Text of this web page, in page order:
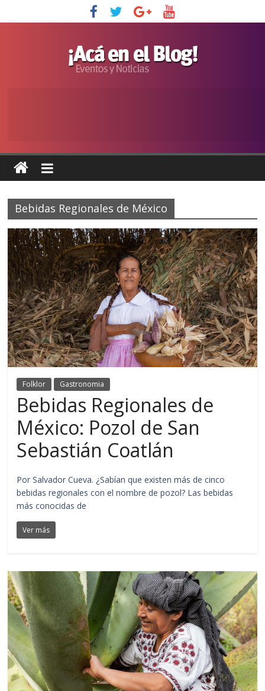
Bebidas Regionales de México
Folklor Gastronomia
Bebidas Regionales de
México: Pozol de San
Sebastián Coatlán
Por Salvador Cueva. ¿Sabían que existen más de cinco
bebidas regionales con el nombre de pozol? Las bebidas
más conocidas de
Ver más